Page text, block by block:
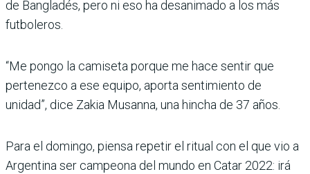
de Bangladés, pero ni eso ha desanimado a los más
futboleros.
“Me pongo la camiseta porque me hace sentir que
pertenezco a ese equipo, aporta sentimiento de
unidad”, dice Zakia Musanna, una hincha de 37 años.
Para el domingo, piensa repetir el ritual con el que vio a
Argentina ser campeona del mundo en Catar 2022: irá